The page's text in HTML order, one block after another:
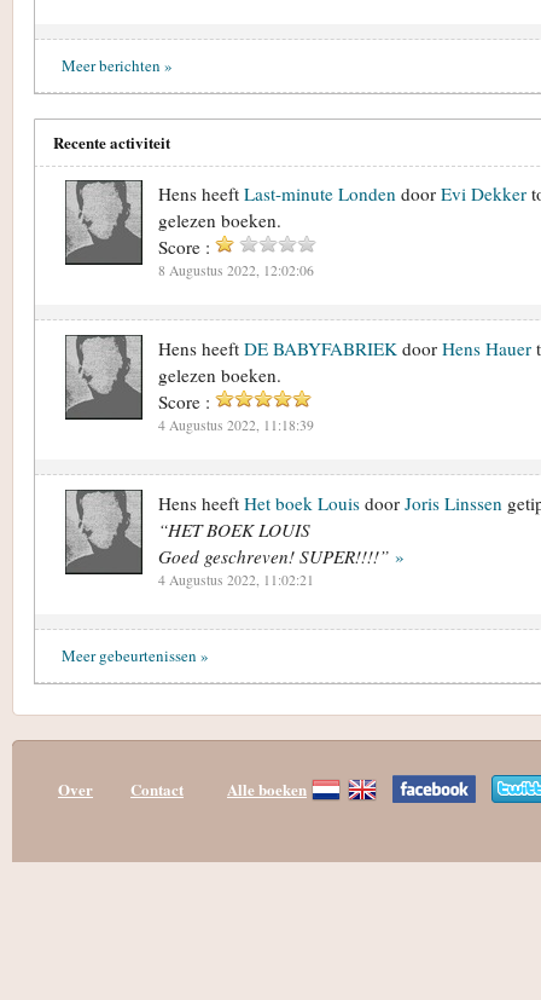
Meer berichten »
Recente activiteit
Hens heeft Last-minute Londen door Evi Dekker
gelezen boeken.
Score :
8 Augustus 2022, 12:02:06
Hens heeft DE BABYFABRIEK door Hens Hauer
gelezen boeken.
Score :
4 Augustus 2022, 11:18:39
Hens heeft Het boek Louis door Joris Linssen
“HET BOEK LOUIS
Goed geschreven! SUPER!!!!” »
4 Augustus 2022, 11:02:21
Meer gebeurtenissen »
Over Contact Alle boeken